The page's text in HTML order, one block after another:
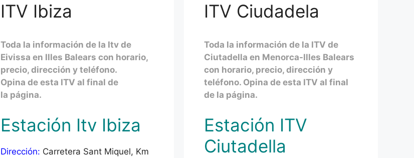
ITV Ibiza
Toda la información de la Itv de
Eivissa en Illes Balears con horario,
precio, dirección y teléfono.
Opina de esta ITV al final de
la página.
Estación Itv Ibiza
Dirección: Carretera Sant Miquel, Km
ITV Ciudadela
Toda la información de la ITV de
Ciutadella en Menorca-Illes Balears
con horario, precio, dirección y
teléfono. Opina de esta ITV al final
de la página.
Estación ITV
Ciutadella